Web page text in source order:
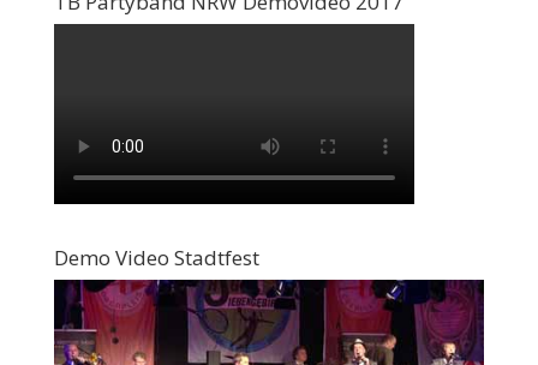
Demo Video Stadtfest